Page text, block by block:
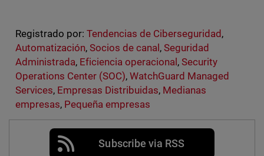
Registrado por: Tendencias de Ciberseguridad ,
Automatización, Socios de canal ,Seguridad
Administrada, Eficiencia operacional ,Security
Operations Center (SOC), WatchGuard Managed
Services, Empresas Distribuidas, Medianas
empresas, Pequeña empresas
Subscribe via RSS